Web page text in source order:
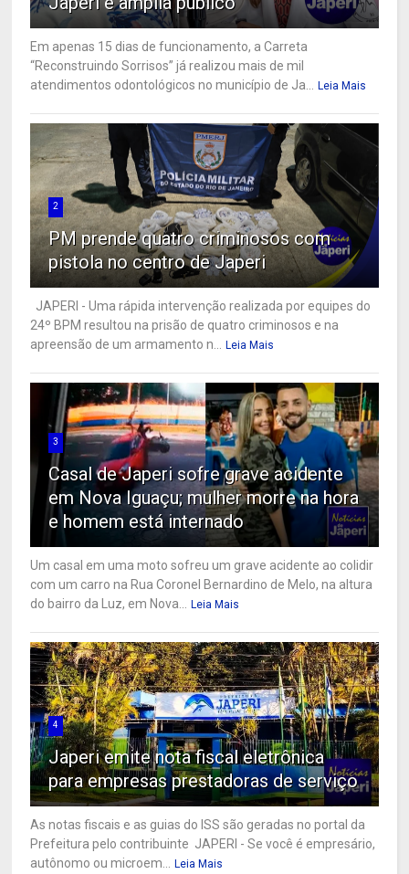
Em apenas 15 dias de funcionamento, a Carreta
“Reconstruindo Sorrisos” já realizou mais de mil
atendimentos odontológicos no município de Ja...
Leia Mais
2
PM prende quatro criminosos com
pistola no centro de Japeri
JAPERI - Uma rápida intervenção realizada por equipes do
24º BPM resultou na prisão de quatro criminosos e na
apreensão de um armamento n...
Leia Mais
3
Casal de Japeri sofre grave acidente
em Nova Iguaçu; mulher morre na hora
e homem está internado
Um casal em uma moto sofreu um grave acidente ao colidir
com um carro na Rua Coronel Bernardino de Melo, na altura
do bairro da Luz, em Nova...
Leia Mais
4
Japeri emite nota fiscal eletrônica
para empresas prestadoras de serviço
As notas fiscais e as guias do ISS são geradas no portal da
Prefeitura pelo contribuinte JAPERI - Se você é empresário,
autônomo ou microem...
Leia Mais